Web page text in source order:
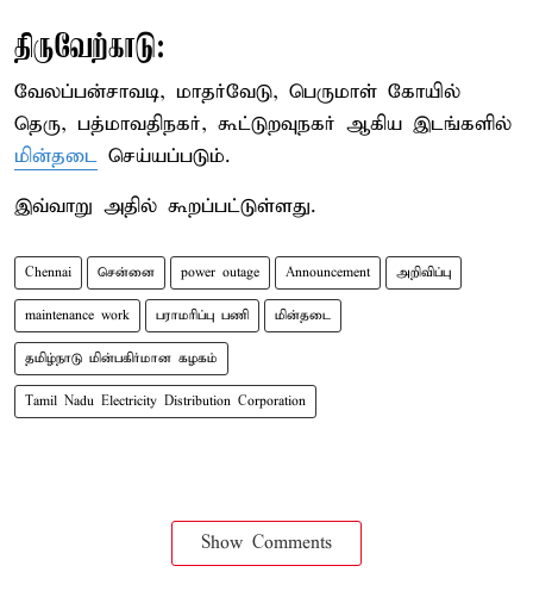
திருவேற்காடு:
வேலப்பன்சாவடி, மாதர்வேடு, பெருமாள் கோயில்
தெரு, பத்மாவதிநகர், கூட்டுறவுநகர் ஆகிய இடங்களில்
மின்தடை செய்யப்படும்.
இவ்வாறு அதில் கூறப்பட்டுள்ளது.
Chennai சென்னை power outage Announcement அறிவிப்பு
maintenance work பராமரிப்பு பணி மின்தடை
தமிழ்நாடு மின்பகிர்மான கழகம்
Tamil Nadu Electricity Distribution Corporation
Show Comments